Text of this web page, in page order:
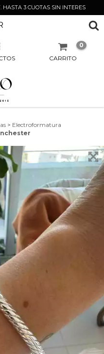
HASTA 3 CUOTAS SIN INTERES
CARRITO
0
> Electroformatura